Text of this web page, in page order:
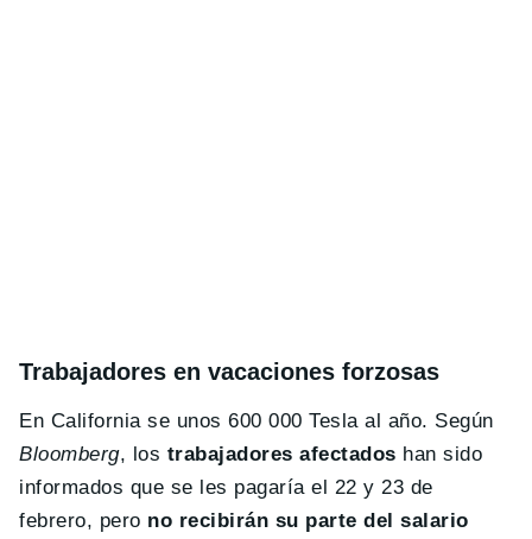
Trabajadores en vacaciones forzosas
En California se unos 600 000 Tesla al año. Según
Bloomberg, los trabajadores afectados han sido
informados que se les pagaría el 22 y 23 de
febrero, pero no recibirán su parte del salario